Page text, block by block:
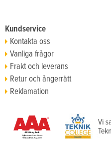
Kundservice
Kontakta oss
Vanliga frågor
Frakt och leverans
Retur och ångerrätt
Reklamation